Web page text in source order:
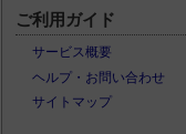
ご利用ガイド
サービス概要
ヘルプ・お問い合わせ
サイトマップ